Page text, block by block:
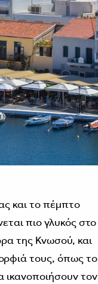
και το πέμπτο
πιο γλυκός στο
της Κνωσού, και
τους, όπως το
ικανοποιήσουν τον